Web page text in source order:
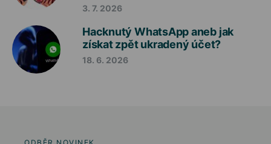
3. 7. 2026
Hacknutý WhatsApp aneb jak
získat zpět ukradený účet?
18. 6. 2026